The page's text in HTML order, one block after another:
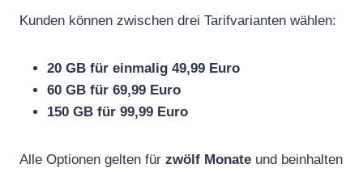
Kunden können zwischen drei Tarifvarianten wählen:
20 GB für einmalig 49,99 Euro
60 GB für 69,99 Euro
150 GB für 99,99 Euro
Alle Optionen gelten für zwölf Monate und beinhalten